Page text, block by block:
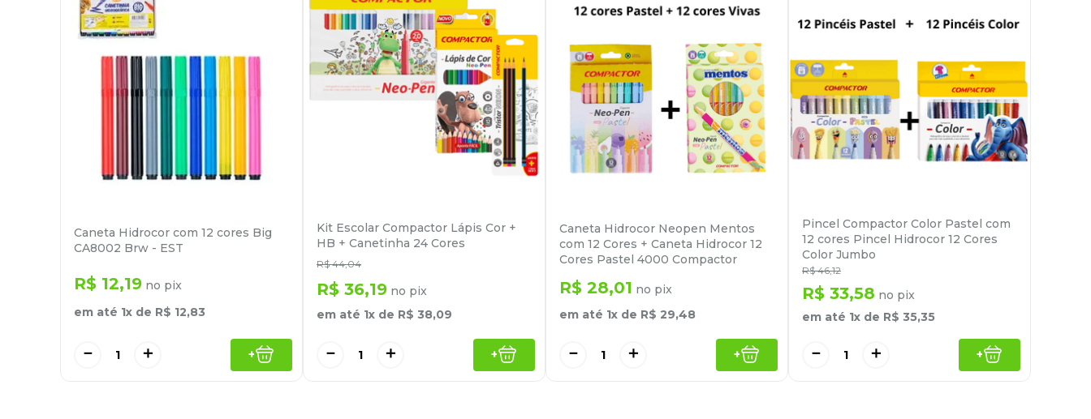
Caneta Hidrocor com 12 cores Big
CA8002 Brw - EST
R$ 12,19 no pix
em até 1x de R$ 12,83
＋
－ +
Kit Escolar Compactor Lápis Cor +
HB + Canetinha 24 Cores
R$ 44,04
R$ 36,19 no pix
em até 1x de R$ 38,09
＋
－ +
Caneta Hidrocor Neopen Mentos
com 12 Cores + Caneta Hidrocor 12
Cores Pastel 4000 Compactor
R$ 28,01 no pix
em até 1x de R$ 29,48
＋
－ +
Pincel Compactor Color Pastel com
12 cores Pincel Hidrocor 12 Cores
Color Jumbo
R$ 46,12
R$ 33,58 no pix
em até 1x de R$ 35,35
＋
－ +